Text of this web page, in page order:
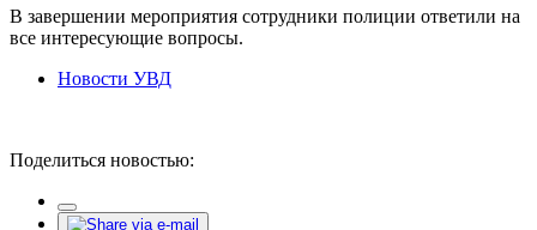
В завершении мероприятия сотрудники полиции ответили на
все интересующие вопросы.
Новости УВД
Поделиться новостью: